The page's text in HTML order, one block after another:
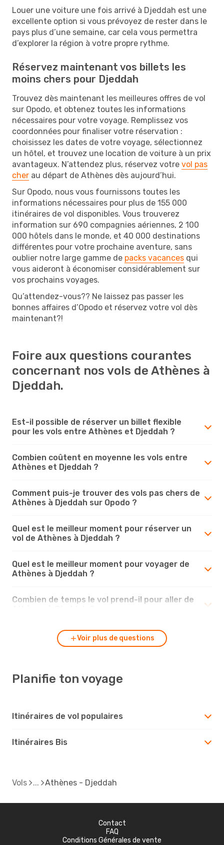
Louer une voiture une fois arrivé à Djeddah est une
excellente option si vous prévoyez de rester dans le
pays plus d’une semaine, car cela vous permettra
d’explorer la région à votre propre rythme.
Réservez maintenant vos billets les
moins chers pour Djeddah
Trouvez dès maintenant les meilleures offres de vol
sur Opodo, et obtenez toutes les informations
nécessaires pour votre voyage. Remplissez vos
coordonnées pour finaliser votre réservation :
choisissez les dates de votre voyage, sélectionnez
un hôtel, et trouvez une location de voiture à un prix
avantageux. N’attendez plus, réservez votre vol pas
cher au départ de Athènes dès aujourd’hui.
Sur Opodo, nous vous fournissons toutes les
informations nécessaires pour plus de 155 000
itinéraires de vol disponibles. Vous trouverez
information sur 690 compagnies aériennes, 2 100
000 hôtels dans le monde, et 40 000 destinations
différentes pour votre prochaine aventure, sans
oublier notre large gamme de packs vacances qui
vous aideront à économiser considérablement sur
vos prochains voyages.
Qu’attendez-vous?? Ne laissez pas passer les
bonnes affaires d’Opodo et réservez votre vol dès
maintenant?!
Foire aux questions courantes
concernant nos vols de Athènes à
Djeddah.
Est-il possible de réserver un billet flexible
pour les vols entre Athènes et Djeddah ?
Combien coûtent en moyenne les vols entre
Athènes et Djeddah ?
Comment puis-je trouver des vols pas chers de
Athènes à Djeddah sur Opodo ?
Quel est le meilleur moment pour réserver un
vol de Athènes à Djeddah ?
Quel est le meilleur moment pour voyager de
Athènes à Djeddah ?
Combien de temps le vol prend-il pour aller de
Voir plus de questions
Planifie ton voyage
Itinéraires de vol populaires
Itinéraires Bis
Vols Athènes - Djeddah
Contact
FAQ
Conditions Générales de vente